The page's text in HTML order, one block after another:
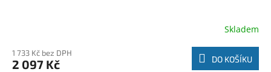
Skladem
1 733 Kč bez DPH
2 097 Kč DO KOŠÍKU